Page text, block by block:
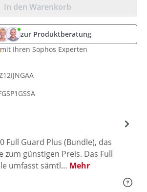
In den Warenkorb
zur Produktberatung
mit Ihren Sophos Experten
Full Guard Plus (Bundle), das
zum günstigen Preis. Das Full
umfasst sämtl… Mehr